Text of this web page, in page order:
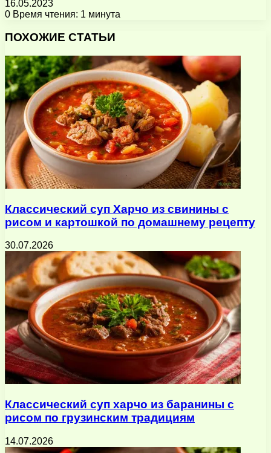
16.05.2023
0 Время чтения: 1 минута
через
почту
ПОХОЖИЕ СТАТЬИ
Классический суп Харчо из свинины с
рисом и картошкой по домашнему рецепту
30.07.2026
Классический суп харчо из баранины с
рисом по грузинским традициям
14.07.2026